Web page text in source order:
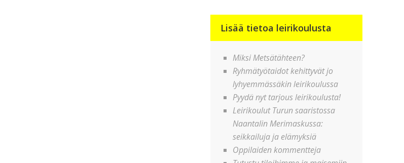
Lisää tietoa leirikoulusta
Miksi Metsätähteen?
Ryhmätyötaidot kehittyvät jo
lyhyemmässäkin leirikoulussa
Pyydä nyt tarjous leirikoulusta!
Leirikoulut Turun saaristossa
Naantalin Merimaskussa:
seikkailuja ja elämyksiä
Oppilaiden kommentteja